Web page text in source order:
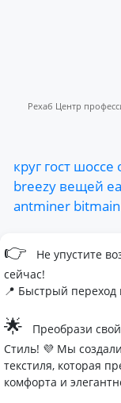
Рехаб Центр
круг гост шоссе
breezy вещей
antminer bitmain
👉
Не упустите
сейчас!
📍 Быстрый переход
🌟
Преобрази
Стиль! 💜 Мы
текстиля, которая
комфорта и